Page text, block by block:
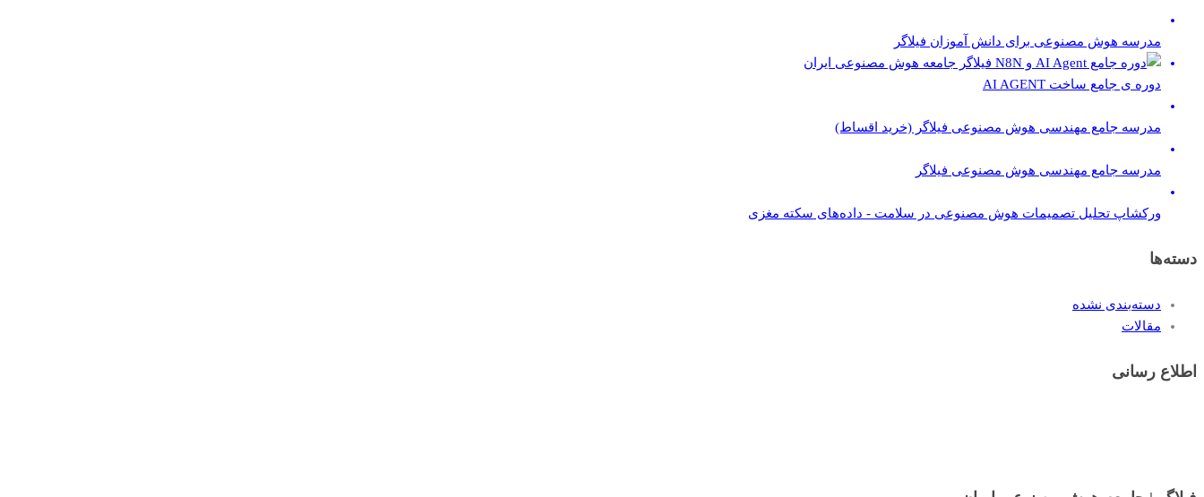
مدرسه هوش مصنوعی برای دانش آموزان فیلاگر
دوره ی جامع ساخت AI AGENT
مدرسه جامع مهندسی هوش مصنوعی فیلاگر (خرید اقساط)
مدرسه جامع مهندسی هوش مصنوعی فیلاگر
ورکشاپ تحلیل تصمیمات هوش مصنوعی در سلامت - داده‌های سکته مغزی
دسته‌ها
دسته‌بندی نشده
مقالات
اطلاع رسانی